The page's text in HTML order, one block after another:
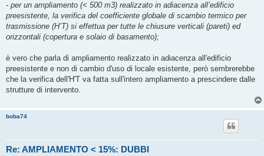
- per un ampliamento (< 500 m3) realizzato in adiacenza all’edificio
preesistente, la verifica del coefficiente globale di scambio termico per
trasmissione (H’T) si effettua per tutte le chiusure verticali (pareti) ed
orizzontali (copertura e solaio di basamento);
è vero che parla di ampliamento realizzato in adiacenza all'edificio
preesistente e non di cambio d'uso di locale esistente, però sembrerebbe
che la verifica dell'H'T va fatta sull'intero ampliamento a prescindere dalle
strutture di intervento.
boba74
Re: AMPLIAMENTO < 15%: DUBBI